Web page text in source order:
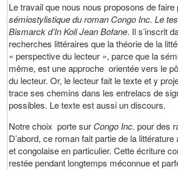
Le travail que nous nous proposons de
sémiostylistique du roman Congo Inc. Le
Bismarck d’In Koli Jean Bofane. Il s’inscrit
recherches littéraires que la théorie de la
« perspective du lecteur », parce que la
même, est une approche orientée vers le
du lecteur. Or, le lecteur fait le texte et y
trace ses chemins dans les entrelacs de
possibles. Le texte est aussi un discours.
Notre choix porte sur Congo Inc. pour des
D’abord, ce roman fait partie de la
et congolaise en particulier. Cette écriture
restée pendant longtemps méconnue et